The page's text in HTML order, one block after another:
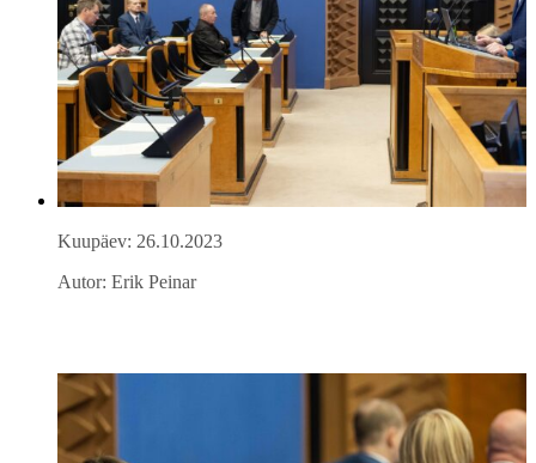
Kuupäev: 26.10.2023
Autor: Erik Peinar